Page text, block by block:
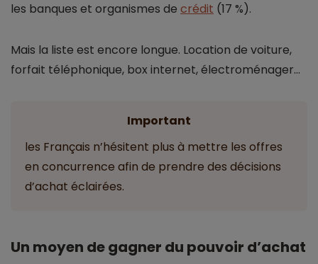
les banques et organismes de crédit (17 %).
Mais la liste est encore longue. Location de voiture,
forfait téléphonique, box internet, électroménager…
Important
les Français n’hésitent plus à mettre les offres
en concurrence afin de prendre des décisions
d’achat éclairées.
Un moyen de gagner du pouvoir d’achat